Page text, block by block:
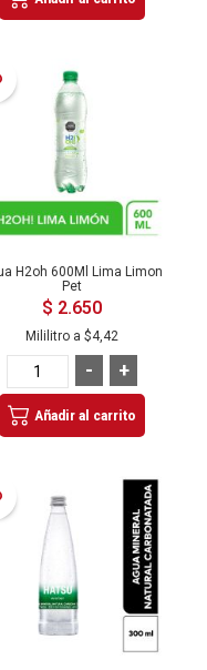
H2oh 600Ml Lima Limon
Pet
$ 2.650
Mililitro a $4,42
+
-
Añadir al carrito